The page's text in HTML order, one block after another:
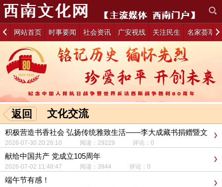
网站首页 时事要闻 社会资讯 广安视线 关注民生 名家荟萃
返回 文化交流
积极营造书香社会 弘扬传统雅致生活——李大成藏书捐赠暨文
化传承系列活动举行
2026-07-30 20:26:10 阅读：29229 评论：0
献给中国共产 党成立105周年
2026-07-02 11:48:47 阅读：3944 评论：0
端午节有感！